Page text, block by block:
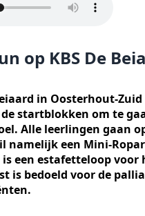
op KBS De
in Oosterhout-
startblokken om te
Alle leerlingen gaan
namelijk een Mini-
een estafetteloop voor
is bedoeld voor de